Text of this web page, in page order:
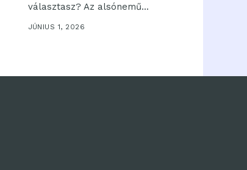
választasz? Az alsónemű...
JÚNIUS 1, 2026